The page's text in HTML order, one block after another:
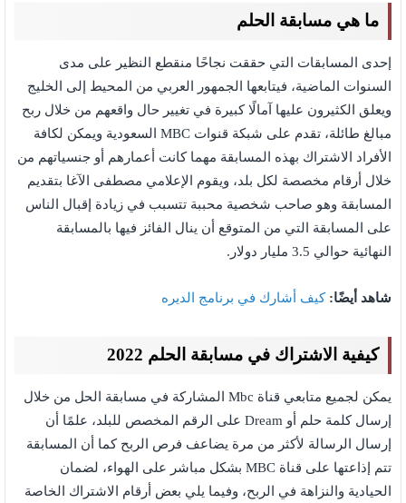
ما هي مسابقة الحلم
إحدى المسابقات التي حققت نجاحًا منقطع النظير على مدى
السنوات الماضية، فيتابعها الجمهور العربي من المحيط إلى الخليج
ويعلق الكثيرون عليها آمالًا كبيرة في تغيير حال واقعهم من خلال ربح
مبالغ طائلة، تقدم على شبكة قنوات MBC السعودية ويمكن لكافة
الأفراد الاشتراك بهذه المسابقة مهما كانت أعمارهم أو جنسياتهم من
خلال أرقام مخصصة لكل بلد، ويقوم الإعلامي مصطفى الآغا بتقديم
المسابقة وهو صاحب شخصية محببة تتسبب في زيادة إقبال الناس
على المسابقة التي من المتوقع أن ينال الفائز فيها بالمسابقة
النهائية حوالي 3.5 مليار دولار.
شاهد أيضًا: كيف أشارك في برنامج الديره
كيفية الاشتراك في مسابقة الحلم 2022
يمكن لجميع متابعي قناة Mbc المشاركة في مسابقة الحل من خلال
إرسال كلمة حلم أو Dream على الرقم المخصص للبلد، علمًا أن
إرسال الرسالة لأكثر من مرة يضاعف فرص الربح كما أن المسابقة
تتم إذاعتها على قناة MBC بشكل مباشر على الهواء، لضمان
الحيادية والنزاهة في الربح، وفيما يلي بعض أرقام الاشتراك الخاصة